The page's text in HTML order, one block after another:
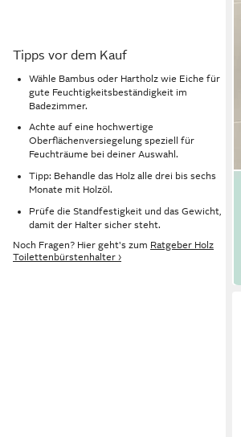
Tipps vor dem Kauf
Wähle Bambus oder Hartholz wie Eiche für
gute Feuchtigkeitsbeständigkeit im
Badezimmer.
Achte auf eine hochwertige
Oberflächenversiegelung speziell für
Feuchträume bei deiner Auswahl.
Tipp: Behandle das Holz alle drei bis sechs
Monate mit Holzöl.
Prüfe die Standfestigkeit und das Gewicht,
damit der Halter sicher steht.
Noch Fragen? Hier geht's zum Ratgeber Holz
Toilettenbürstenhalter ›